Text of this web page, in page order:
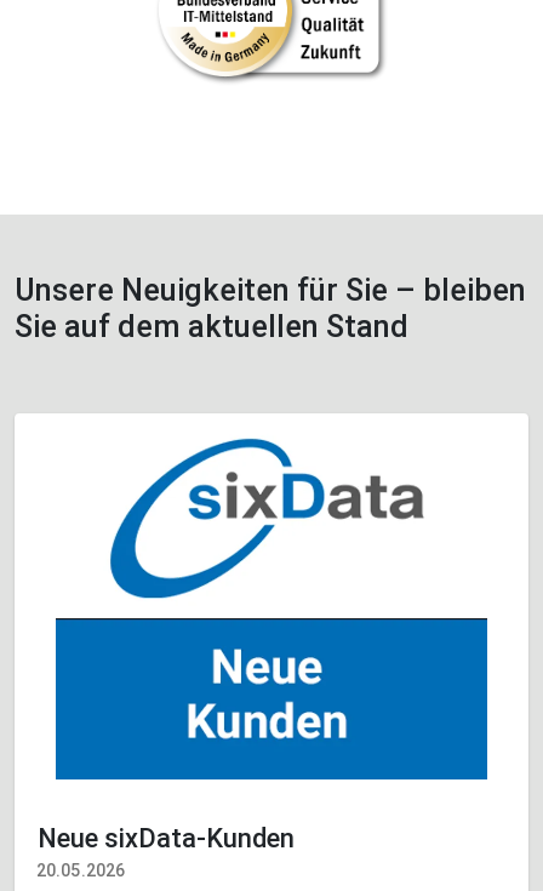
Unsere Neuigkeiten für Sie – bleiben
Sie auf dem aktuellen Stand
Neue sixData-Kunden
20.05.2026